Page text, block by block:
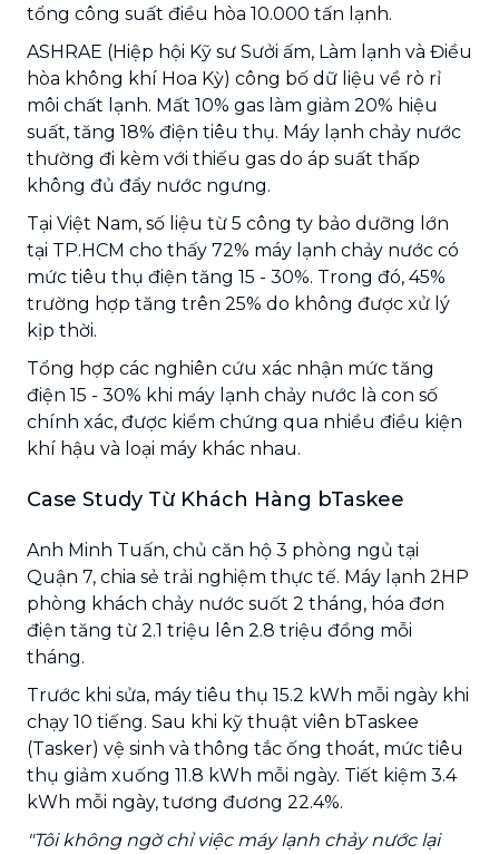
tổng công suất điều hòa 10.000 tấn lạnh.
ASHRAE (Hiệp hội Kỹ sư Sưởi ấm, Làm lạnh và Điều
hòa không khí Hoa Kỳ) công bố dữ liệu về rò rỉ
môi chất lạnh. Mất 10% gas làm giảm 20% hiệu
suất, tăng 18% điện tiêu thụ. Máy lạnh chảy nước
thường đi kèm với thiếu gas do áp suất thấp
không đủ đẩy nước ngưng.
Tại Việt Nam, số liệu từ 5 công ty bảo dưỡng lớn
tại TP.HCM cho thấy 72% máy lạnh chảy nước có
mức tiêu thụ điện tăng 15 - 30%. Trong đó, 45%
trường hợp tăng trên 25% do không được xử lý
kịp thời.
Tổng hợp các nghiên cứu xác nhận mức tăng
điện 15 - 30% khi máy lạnh chảy nước là con số
chính xác, được kiểm chứng qua nhiều điều kiện
khí hậu và loại máy khác nhau.
Case Study Từ Khách Hàng bTaskee
Anh Minh Tuấn, chủ căn hộ 3 phòng ngủ tại
Quận 7, chia sẻ trải nghiệm thực tế. Máy lạnh 2HP
phòng khách chảy nước suốt 2 tháng, hóa đơn
điện tăng từ 2.1 triệu lên 2.8 triệu đồng mỗi
tháng.
Trước khi sửa, máy tiêu thụ 15.2 kWh mỗi ngày khi
chạy 10 tiếng. Sau khi kỹ thuật viên bTaskee
(Tasker) vệ sinh và thông tắc ống thoát, mức tiêu
thụ giảm xuống 11.8 kWh mỗi ngày. Tiết kiệm 3.4
kWh mỗi ngày, tương đương 22.4%.
"Tôi không ngờ chỉ việc máy lạnh chảy nước lại